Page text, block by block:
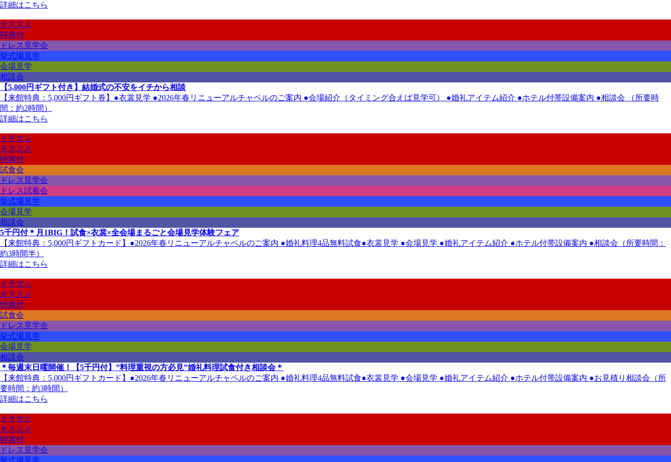
詳細はこちら
オススメ
特典付
ドレス見学会
挙式場見学
会場見学
相談会
【5,000円ギフト付き】結婚式の不安をイチから相談
【来館特典：5,000円ギフト券】●衣裳見学 ●2026年春リニューアルチャペルのご案内 ●会場紹介（タイミング合えば見学可） ●婚礼アイテム紹介 ●ホテル付帯設備案内 ●相談会 （所要時
間：約2時間）
詳細はこちら
イチオシ
オススメ
特典付
試食会
ドレス見学会
ドレス試着会
挙式場見学
会場見学
相談会
5千円付＊月1BIG！試食×衣裳×全会場まるごと会場見学体験フェア
【来館特典：5,000円ギフトカード】●2026年春リニューアルチャペルのご案内 ●婚礼料理4品無料試食●衣裳見学 ●会場見学 ●婚礼アイテム紹介 ●ホテル付帯設備案内 ●相談会（所要時間：
約3時間半）
詳細はこちら
イチオシ
オススメ
特典付
試食会
ドレス見学会
挙式場見学
会場見学
相談会
＊毎週末日曜開催！【5千円付】”料理重視の方必見”婚礼料理試食付き相談会＊
【来館特典：5,000円ギフトカード】●2026年春リニューアルチャペルのご案内 ●婚礼料理4品無料試食●衣裳見学 ●会場見学 ●婚礼アイテム紹介 ●ホテル付帯設備案内 ●お見積り相談会（所
要時間：約3時間）
詳細はこちら
イチオシ
オススメ
特典付
ドレス見学会
挙式場見学